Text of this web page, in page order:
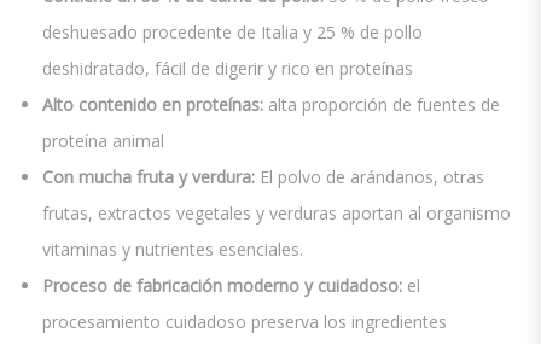
deshuesado procedente de Italia y 25 % de pollo
deshidratado, fácil de digerir y rico en proteínas
Alto contenido en proteínas: alta proporción de fuentes de
proteína animal
Con mucha fruta y verdura: El polvo de arándanos, otras
frutas, extractos vegetales y verduras aportan al organismo
vitaminas y nutrientes esenciales.
Proceso de fabricación moderno y cuidadoso: el
procesamiento cuidadoso preserva los ingredientes